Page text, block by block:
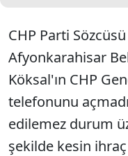
CHP Parti
Afyonkarahisar
Köksal'ın CHP
telefonunu
edilemez durum
şekilde kesin